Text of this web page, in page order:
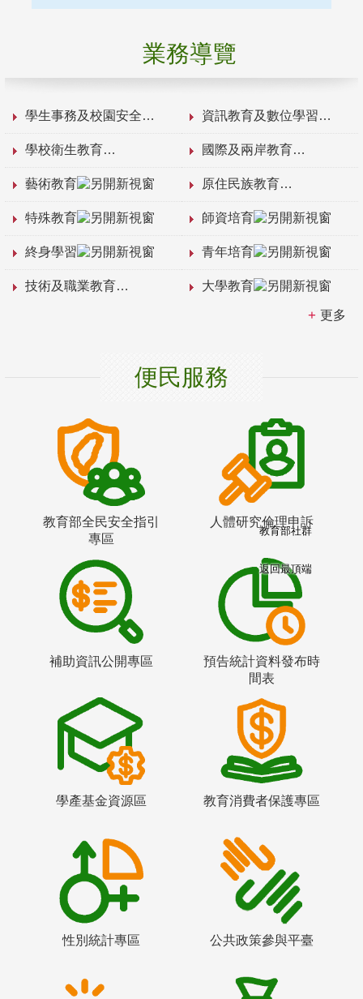
業務導覽
學生事務及校園安全 資訊教育及數位學習
學校衛生教育 國際及兩岸教育
藝術教育 原住民族教育
特殊教育 師資培育
終身學習 青年培育
技術及職業教育 大學教育
更多
便民服務
教育部全民安全指引
專區
人體研究倫理申訴
補助資訊公開專區
預告統計資料發布時
間表
學產基金資源區 教育消費者保護專區
性別統計專區 公共政策參與平臺
教育部社群
返回最頂端